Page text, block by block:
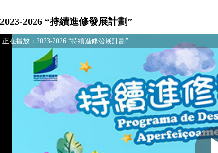
2023-2026 “持續進修發展計劃”
正在播放： 2023-2026 “持續進修發展計劃”